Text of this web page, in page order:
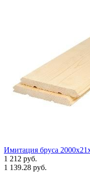
Имитация бруса
1 212 руб.
1 139.28 руб.